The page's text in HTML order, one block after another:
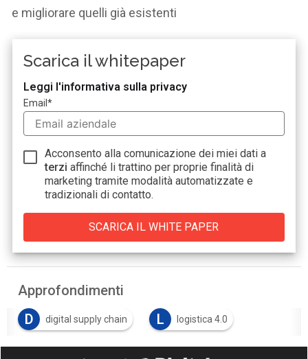
e migliorare quelli già esistenti
Scarica il whitepaper
Leggi l'informativa sulla privacy
Email*
Acconsento alla comunicazione dei miei dati a
terzi affinché li trattino per proprie finalità di
marketing tramite modalità automatizzate e
tradizionali di contatto.
Approfondimenti
D
digital supply chain L logistica 4.0